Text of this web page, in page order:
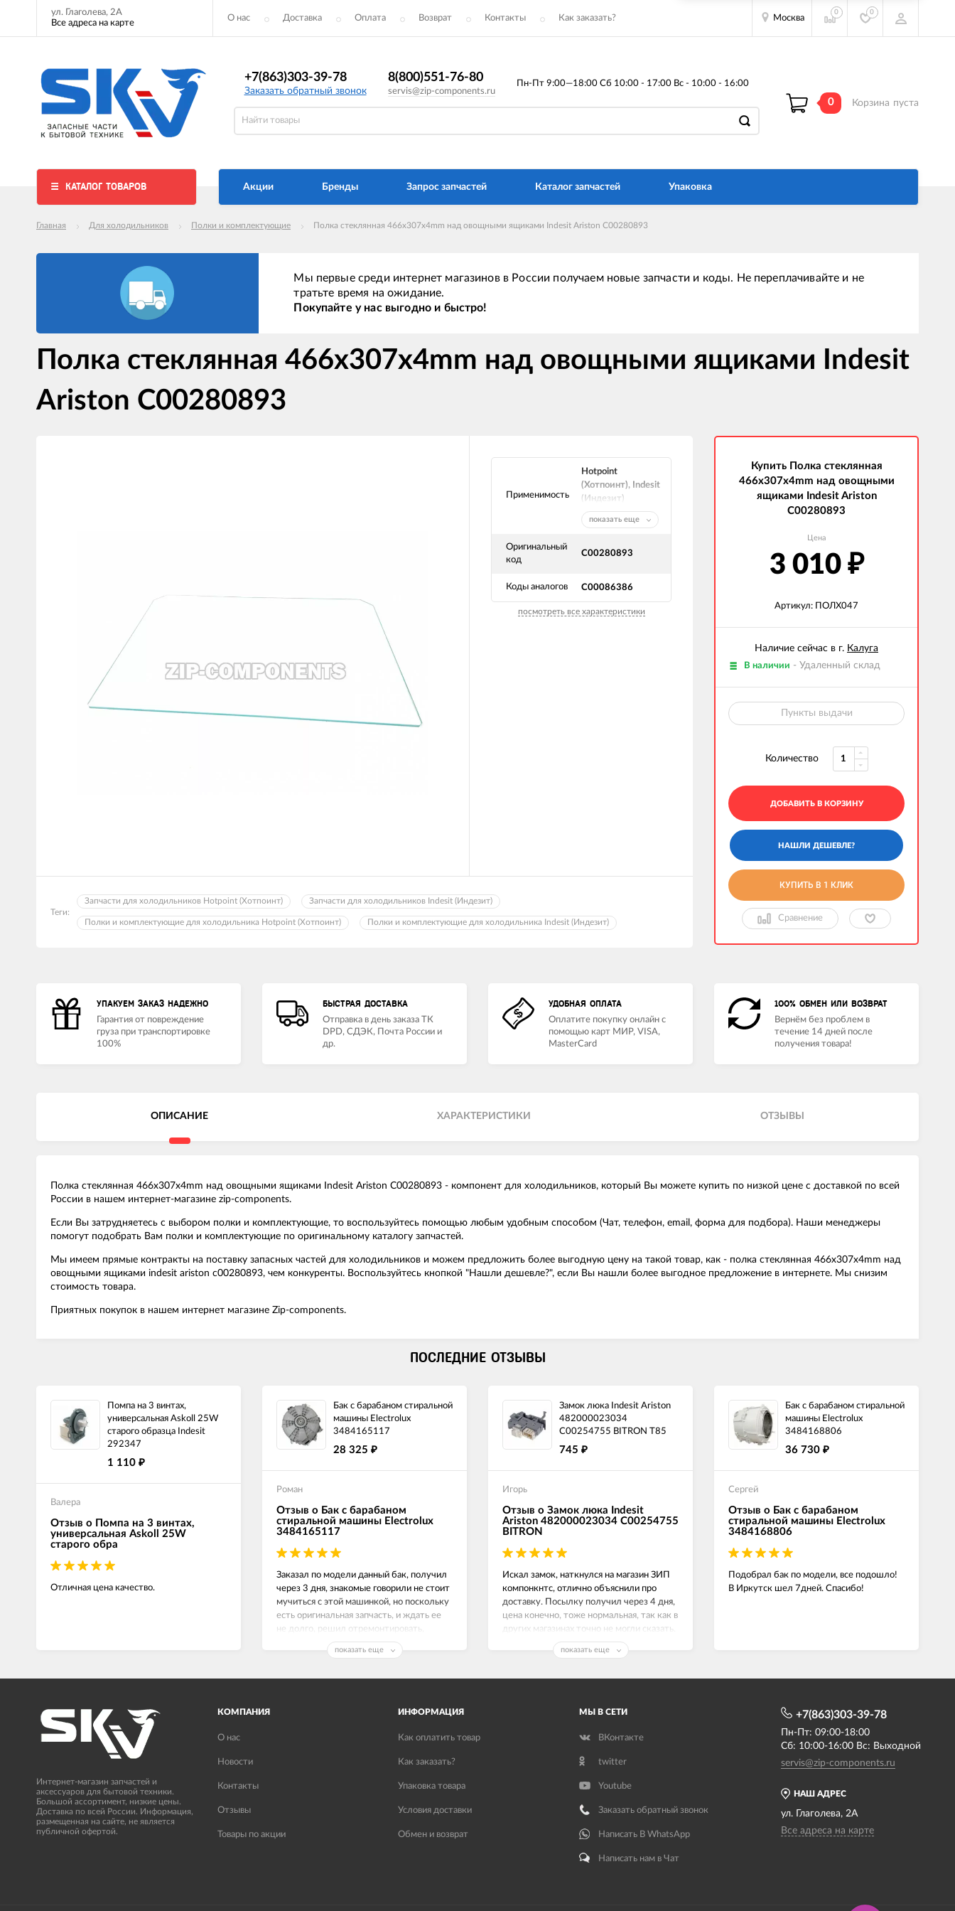
ул. Глаголева, 2А
Все адреса на карте
О нас Доставка Оплата Возврат Контакты Как заказать? Москва
0 0
+7(863)303-39-78
Заказать обратный звонок
8(800)551-76-80
servis@zip-components.ru
Пн-Пт 9:00—18:00 Сб 10:00 - 17:00 Вс - 10:00 - 16:00
0 Корзина пуста
КАТАЛОГ ТОВАРОВ Акции Бренды Запрос запчастей Каталог запчастей Упаковка
Главная Для холодильников Полки и комплектующие Полка стеклянная 466x307x4mm над овощными ящиками Indesit Ariston C00280893
Мы первые среди интернет магазинов в России получаем новые запчасти и коды. Не переплачивайте и не
тратьте время на ожидание.
Покупайте у нас выгодно и быстро!
Полка стеклянная 466x307x4mm над овощными ящиками Indesit
Ariston C00280893
Применимость
Hotpoint
(Хотпоинт), Indesit
(Индезит)
показать еще
Оригинальный
код
C00280893
Коды аналогов C00086386
посмотреть все характеристики
Теги:
Запчасти для холодильников Hotpoint (Хотпоинт) Запчасти для холодильников Indesit (Индезит)
Полки и комплектующие для холодильника Hotpoint (Хотпоинт) Полки и комплектующие для холодильника Indesit (Индезит)
Купить Полка стеклянная
466x307x4mm над овощными
ящиками Indesit Ariston
C00280893
Цена
3 010 ₽
Артикул: ПОЛХ047
Наличие сейчас в г. Калуга
В наличии - Удаленный склад
Пункты выдачи
Количество
ДОБАВИТЬ В КОРЗИНУ
КУПИТЬ В 1 КЛИК
Сравнение
УПАКУЕМ ЗАКАЗ НАДЕЖНО
Гарантия от повреждение
груза при транспортировке
100%
БЫСТРАЯ ДОСТАВКА
Отправка в день заказа ТК
DPD, СДЭК, Почта России и
др.
УДОБНАЯ ОПЛАТА
Оплатите покупку онлайн с
помощью карт МИР, VISA,
MasterCard
100% ОБМЕН ИЛИ ВОЗВРАТ
Вернём без проблем в
течение 14 дней после
получения товара!
ОПИСАНИЕ ХАРАКТЕРИСТИКИ ОТЗЫВЫ
Полка стеклянная 466x307x4mm над овощными ящиками Indesit Ariston C00280893 - компонент для холодильников, который Вы можете купить по низкой цене с доставкой по всей
России в нашем интернет-магазине zip-components.
Если Вы затрудняетесь с выбором полки и комплектующие, то воспользуйтесь помощью любым удобным способом (Чат, телефон, email, форма для подбора). Наши менеджеры
помогут подобрать Вам полки и комплектующие по оригинальному каталогу запчастей.
Мы имеем прямые контракты на поставку запасных частей для холодильников и можем предложить более выгодную цену на такой товар, как - полка стеклянная 466x307x4mm над
овощными ящиками indesit ariston c00280893, чем конкуренты. Воспользуйтесь кнопкой "Нашли дешевле?", если Вы нашли более выгодное предложение в интернете. Мы снизим
стоимость товара.
Приятных покупок в нашем интернет магазине Zip-components.
ПОСЛЕДНИЕ ОТЗЫВЫ
Помпа на 3 винтах,
универсальная Askoll 25W
старого образца Indesit
292347
1 110 ₽
Валера
Отзыв о Помпа на 3 винтах,
универсальная Askoll 25W
старого обра
Отличная цена качество.
Бак с барабаном стиральной
машины Electrolux
3484165117
28 325 ₽
Роман
Отзыв о Бак с барабаном
стиральной машины Electrolux
3484165117
Заказал по модели данный бак, получил
через 3 дня, знакомые говорили не стоит
мучиться с этой машинкой, но поскольку
есть оригинальная запчасть, и ждать ее
не долго, решил отремонтировать,
сейчас все работает как часы.
показать еще
Замок люка Indesit Ariston
482000023034
C00254755 BITRON T85
745 ₽
Игорь
Отзыв о Замок люка Indesit
Ariston 482000023034 C00254755
BITRON
Искал замок, наткнулся на магазин ЗИП
компонкнтс, отлично объяснили про
доставку. Посылку получил через 4 дня,
цена конечно, тоже нормальная, так как в
других магазинах точно не могли сказать.
Замок люка на Индезит рабочий,
показать еще
Бак с барабаном стиральной
машины Electrolux
3484168806
36 730 ₽
Сергей
Отзыв о Бак с барабаном
стиральной машины Electrolux
3484168806
Подобрал бак по модели, все подошло!
В Иркутск шел 7дней. Спасибо!
Интернет-магазин запчастей и
аксессуаров для бытовой техники.
Большой ассортимент, низкие цены.
Доставка по всей России. Информация,
размещенная на сайте, не является
публичной офертой.
КОМПАНИЯ
О нас
Новости
Контакты
Отзывы
Товары по акции
ИНФОРМАЦИЯ
Как оплатить товар
Как заказать?
Упаковка товара
Условия доставки
Обмен и возврат
МЫ В СЕТИ
ВКонтакте
twitter
Youtube
Заказать обратный звонок
Написать В WhatsApp
Написать нам в Чат
НАШ АДРЕС
ул. Глаголева, 2А
Все адреса на карте
+7(863)303-39-78
Пн-Пт: 09:00-18:00
Сб: 10:00-16:00 Вс: Выходной
servis@zip-components.ru